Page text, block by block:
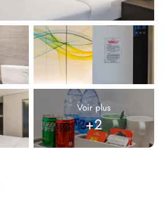
Voir plus
+2